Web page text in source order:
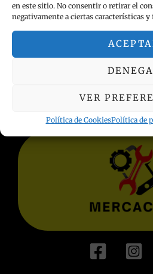
en este sitio. No consentir o retirar el
negativamente a ciertas características y
VER
Política de CookiesPolítica de
INFORMACIÓN LEGAL
Política de Cookies